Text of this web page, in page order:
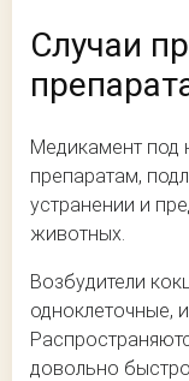
Случаи
Медикамент под
препаратам,
устранении и
животных.
Возбудители
одноклеточные,
довольно